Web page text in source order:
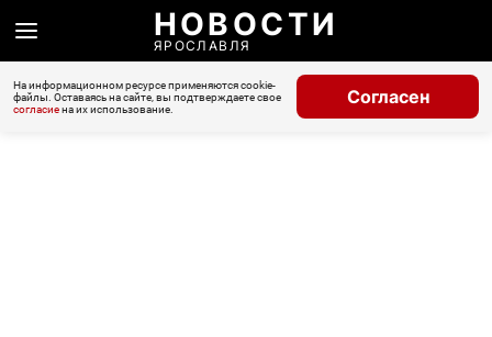
НОВОСТИ
ЯРОСЛАВЛЯ
На информационном ресурсе применяются cookie-
файлы. Оставаясь на сайте, вы подтверждаете свое
согласиена их использование.
Согласен